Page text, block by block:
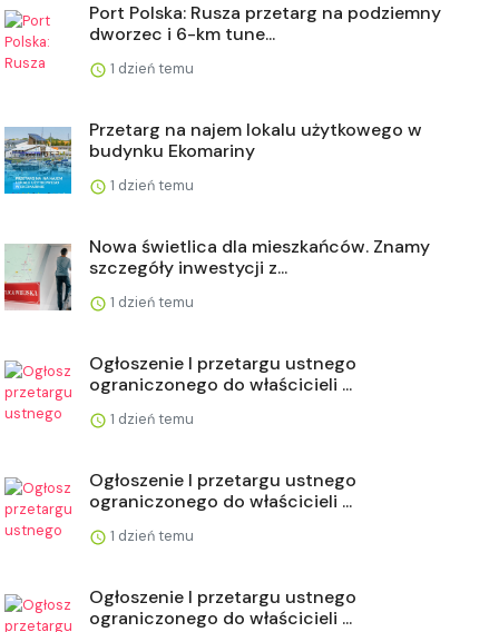
Port Polska: Rusza przetarg na podziemny
dworzec i 6-km tune...
1 dzień temu
Przetarg na najem lokalu użytkowego w
budynku Ekomariny
1 dzień temu
Nowa świetlica dla mieszkańców. Znamy
szczegóły inwestycji z...
1 dzień temu
Ogłoszenie I przetargu ustnego
ograniczonego do właścicieli ...
1 dzień temu
Ogłoszenie I przetargu ustnego
ograniczonego do właścicieli ...
1 dzień temu
Ogłoszenie I przetargu ustnego
ograniczonego do właścicieli ...